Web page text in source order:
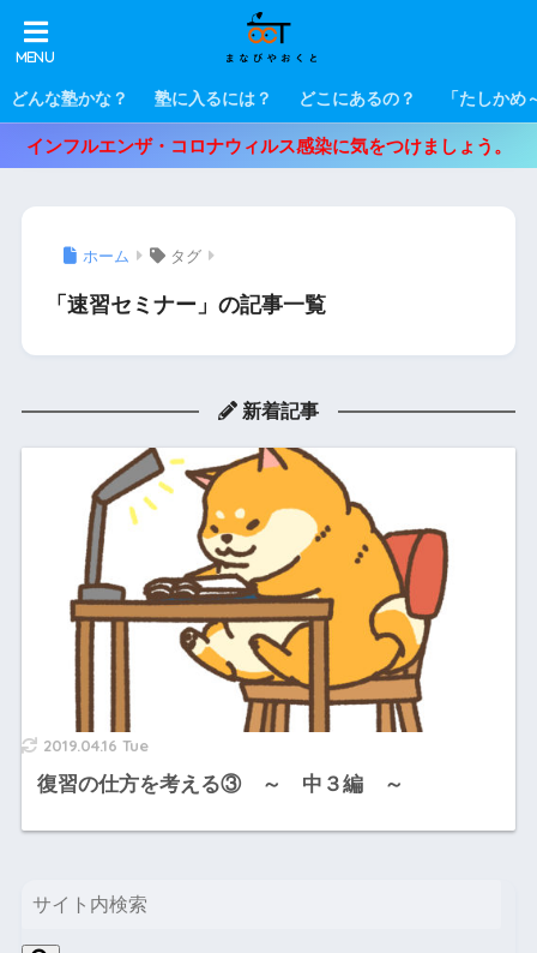
どんな塾かな？ 塾に入るには？ どこにあるの？ 「たしかめ
インフルエンザ・コロナウィルス感染に気をつけましょう。
ホーム タグ
「速習セミナー」の記事一覧
新着記事
2019.04.16 Tue
復習の仕方を考える③ ～ 中３編 ～